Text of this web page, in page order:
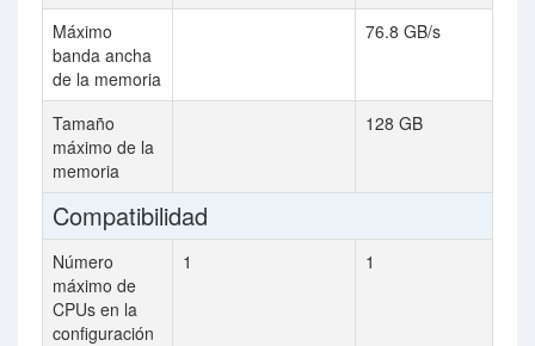
Máximo
banda ancha
de la memoria
76.8 GB/s
Tamaño
máximo de la
memoria
128 GB
Compatibilidad
Número
máximo de
CPUs en la
configuración
1 1